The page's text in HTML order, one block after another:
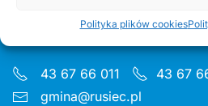
Polityka plików cookies
Godziny pon 8:00 - 16.00 wt–
43 67 66 011
43 67
gmina@rusiec.pl